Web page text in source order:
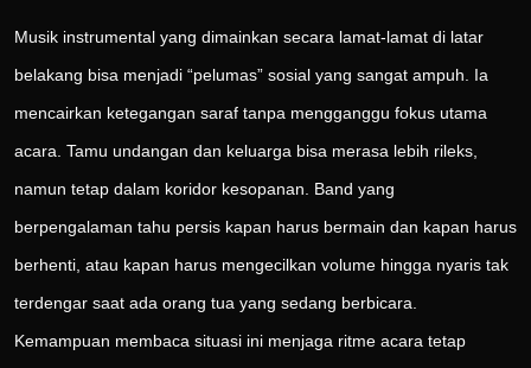
Musik instrumental yang dimainkan secara lamat-lamat di latar
belakang bisa menjadi “pelumas” sosial yang sangat ampuh. Ia
mencairkan ketegangan saraf tanpa mengganggu fokus utama
acara. Tamu undangan dan keluarga bisa merasa lebih rileks,
namun tetap dalam koridor kesopanan. Band yang
berpengalaman tahu persis kapan harus bermain dan kapan harus
berhenti, atau kapan harus mengecilkan volume hingga nyaris tak
terdengar saat ada orang tua yang sedang berbicara.
Kemampuan membaca situasi ini menjaga ritme acara tetap